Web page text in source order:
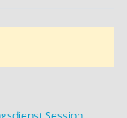
(Wird in